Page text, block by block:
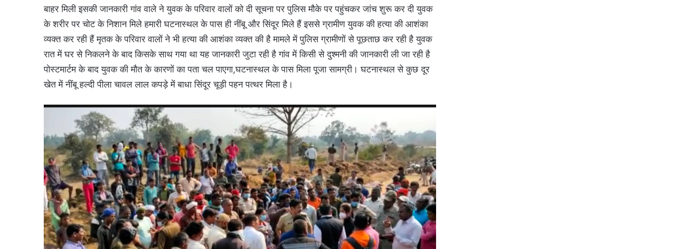
बाहर मिली इसकी जानकारी गांव वाले ने युवक के परिवार वालों को दी सूचना पर पुलिस मौके पर पहुंचकर जांच शुरू कर दी युवक
के शरीर पर चोट के निशान मिले हमारी घटनास्थल के पास ही नींबू और सिंदूर मिले हैं इससे ग्रामीण युवक की हत्या की आशंका
व्यक्त कर रही हैं मृतक के परिवार वालों ने भी हत्या की आशंका व्यक्त की है मामले में पुलिस ग्रामीणों से पूछताछ कर रही है युवक
रात में घर से निकलने के बाद किसके साथ गया था यह जानकारी जुटा रही है गांव में किसी से दुश्मनी की जानकारी ली जा रही है
पोस्टमार्टम के बाद युवक की मौत के कारणों का पता चल पाएगा,घटनास्थल के पास मिला पूजा सामग्री। घटनास्थल से कुछ दूर
खेत में नींबू हल्दी पीला चावल लाल कपड़े में बाधा सिंदूर चूड़ी पहन पत्थर मिला है।